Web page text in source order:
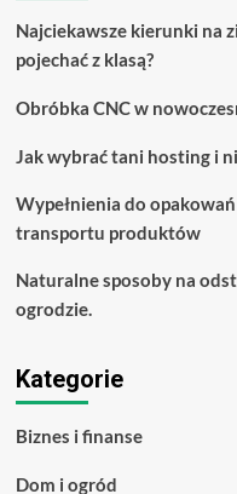
Najciekawsze kierunki na
pojechać z klasą?
Obróbka CNC w
Jak wybrać tani hosting i
Wypełnienia do
transportu produktów
Naturalne sposoby na
ogrodzie.
Kategorie
Biznes i finanse
Dom i ogród